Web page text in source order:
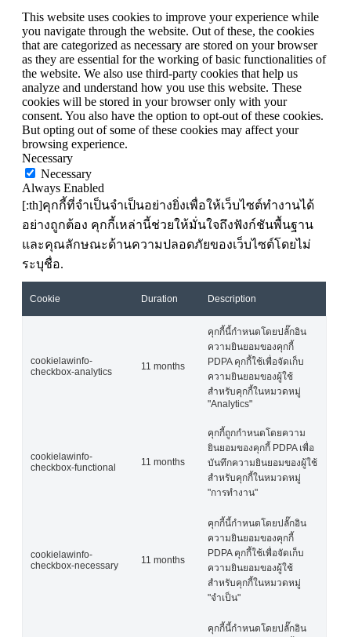
This website uses cookies to improve your experience while
you navigate through the website. Out of these, the cookies
that are categorized as necessary are stored on your browser
as they are essential for the working of basic functionalities of
the website. We also use third-party cookies that help us
analyze and understand how you use this website. These
cookies will be stored in your browser only with your
consent. You also have the option to opt-out of these cookies.
But opting out of some of these cookies may affect your
browsing experience.
Necessary
Necessary
Always Enabled
[:th]คุกกี้ที่จำเป็นจำเป็นอย่างยิ่งเพื่อให้เว็บไซต์ทำงานได้
อย่างถูกต้อง คุกกี้เหล่านี้ช่วยให้มั่นใจถึงฟังก์ชันพื้นฐาน
และคุณลักษณะด้านความปลอดภัยของเว็บไซต์โดยไม่
ระบุชื่อ.
Cookie Duration Description
cookielawinfo-
checkbox-analytics
11 months
คุกกี้นี้กำหนดโดยปลั๊กอิน
ความยินยอมของคุกกี้
PDPA คุกกี้ใช้เพื่อจัดเก็บ
ความยินยอมของผู้ใช้
สำหรับคุกกี้ในหมวดหมู่
"Analytics"
cookielawinfo-
checkbox-functional
11 months
คุกกี้ถูกกำหนดโดยความ
ยินยอมของคุกกี้ PDPA เพื่อ
บันทึกความยินยอมของผู้ใช้
สำหรับคุกกี้ในหมวดหมู่
"การทำงาน"
cookielawinfo-
checkbox-necessary
11 months
คุกกี้นี้กำหนดโดยปลั๊กอิน
ความยินยอมของคุกกี้
PDPA คุกกี้ใช้เพื่อจัดเก็บ
ความยินยอมของผู้ใช้
สำหรับคุกกี้ในหมวดหมู่
"จำเป็น"
คุกกี้นี้กำหนดโดยปลั๊กอิน